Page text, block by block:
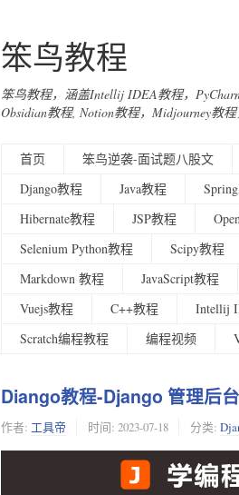
笨鸟教程
笨鸟教程，涵盖Intellij IDEA教程，
Obsidian教程, Notion教程，Midjourney教
首页 笨鸟逆袭-面试题八股文
Django教程
Java教程
Hibernate教程
JSP教程
Selenium Python教程
Scipy教程
Markdown 教程
JavaScript教程
Vuejs教程
C++教程 Intellij
Scratch编程教程
编程视频
Diango教程-Django 管理后台
作者: 工具帝 时间: 2023-07-18 分类: